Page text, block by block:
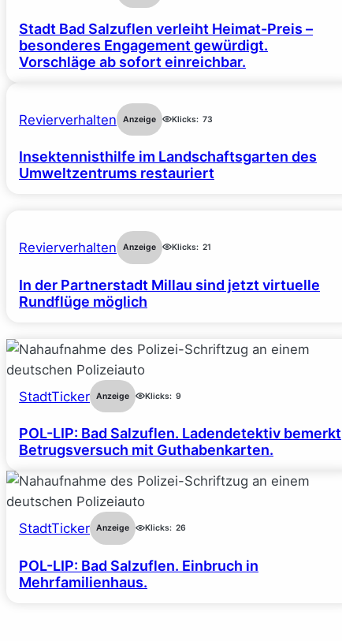
Stadt Bad Salzuflen verleiht Heimat-Preis –
besonderes Engagement gewürdigt.
Vorschläge ab sofort einreichbar.
Revierverhalten Anzeige Klicks: 73
Insektennisthilfe im Landschaftsgarten des
Umweltzentrums restauriert
Revierverhalten Anzeige Klicks: 21
In der Partnerstadt Millau sind jetzt virtuelle
Rundflüge möglich
StadtTicker Anzeige Klicks: 9
POL-LIP: Bad Salzuflen. Ladendetektiv bemerkt
Betrugsversuch mit Guthabenkarten.
StadtTicker Anzeige Klicks: 26
POL-LIP: Bad Salzuflen. Einbruch in
Mehrfamilienhaus.